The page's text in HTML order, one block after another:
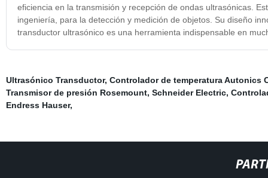
eficiencia en la transmisión y recepción de ondas ultrasónicas.
ingeniería, para la detección y medición de objetos. Su diseño
transductor ultrasónico es una herramienta indispensable en
Ultrasónico Transductor, Controlador de temperatura Autonics
Transmisor de presión Rosemount, Schneider Electric,
Endress Hauser,